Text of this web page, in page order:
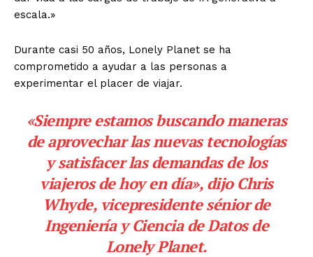
escala.»
Durante casi 50 años, Lonely Planet se ha
comprometido a ayudar a las personas a
experimentar el placer de viajar.
«Siempre estamos buscando maneras
de aprovechar las nuevas tecnologías
y satisfacer las demandas de los
viajeros de hoy en día», dijo Chris
Whyde, vicepresidente sénior de
Ingeniería y Ciencia de Datos de
Lonely Planet.